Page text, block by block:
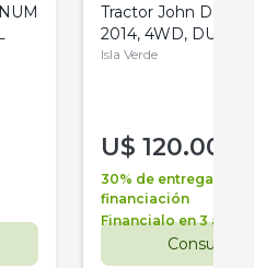
Tractor John Deere
2014, 4WD, DUAL
Isla Verde
U$ 120.000
30% de entrega +
financiación
Financialo en 3 años
Consultar